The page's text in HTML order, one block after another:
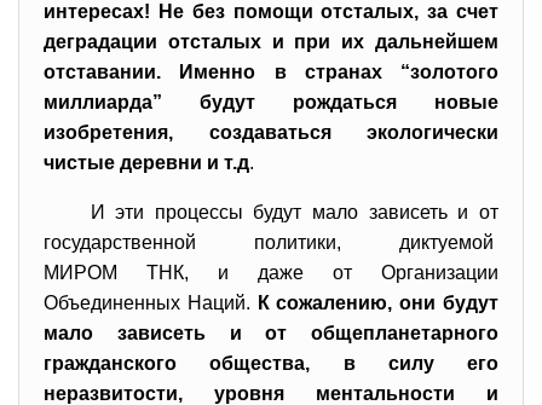
интересах! Не без помощи отсталых, за счет
деградации отсталых и при их дальнейшем
отставании. Именно в странах “золотого
миллиарда” будут рождаться новые
изобретения, создаваться экологически
чистые деревни и т.д.
И эти процессы будут мало зависеть и от
государственной политики, диктуемой
МИРОМ ТНК, и даже от Организации
Объединенных Наций. К сожалению, они будут
мало зависеть и от общепланетарного
гражданского общества, в силу его
неразвитости, уровня ментальности и